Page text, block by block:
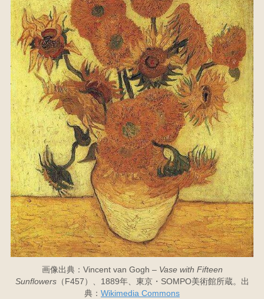
画像出典：Vincent van Gogh – Vase with Fifteen
Sunflowers（F457）、1889年、東京・SOMPO美術館所蔵。出
典： Wikimedia Commons